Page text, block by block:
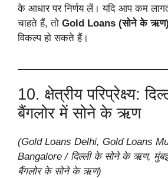
के आधार पर निर्णय लें। यदि आप कम
चाहते हैं, तो Gold Loans (सोने के ऋण)
विकल्प हो सकते हैं।
10. क्षेत्रीय परिप्रेक्ष्य:
बैंगलोर में सोने के ऋण
(Gold Loans Delhi, Gold Loans
Bangalore / दिल्ली के सोने के ऋण,
बैंगलोर के सोने के ऋण)